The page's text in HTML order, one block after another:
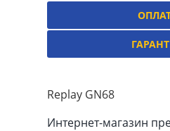
Replay GN68
Интернет-магазин